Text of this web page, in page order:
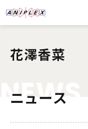
花澤香菜
NEWS
ニュース